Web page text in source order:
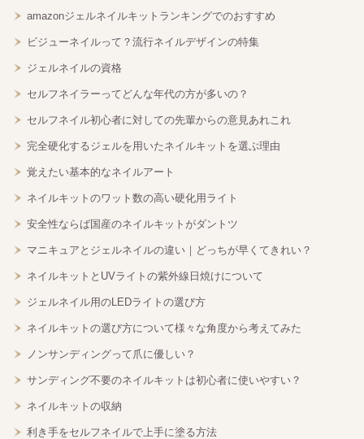
amazonジェルネイルキットランキングでのおすすめ
ビジューネイルって？流行ネイルデザインの特集
ジェルネイルの資格
セルフネイラーってどんな年代の方が多いの？
セルフネイル初心者に対しての先輩からの意見あれこれ
完全硬化するジェルを用いたネイルキットを選ぶ理由
覚えたい基本的なネイルアート
ネイルキットのワット数の高い硬化用ライト
安全性ならば国産のネイルキットがダントツ
マニキュアとジェルネイルの違い｜どっちが早くてきれい？
ネイルキットとUVライトの紫外線日焼けについて
ジェルネイル用のLEDライトの選び方
ネイルキットの選び方について様々な角度から考えてみた
ノンサンディングって爪に優しい？
サンディング不要のネイルキットは初心者に使いやすい？
ネイルキットの収納
利き手をセルフネイルで上手に塗る方法